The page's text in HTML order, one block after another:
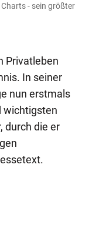
- sein größter
Privatleben
In seiner
nun erstmals
wichtigsten
durch die er